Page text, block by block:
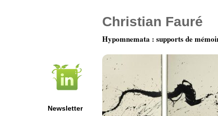
Christian Fauré
Hypomnemata : supports de
Newsletter